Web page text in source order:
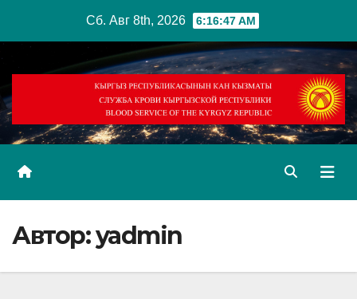
содержимому
Сб. Авг 8th, 2026 6:16:47 AM
Автор:yadmin